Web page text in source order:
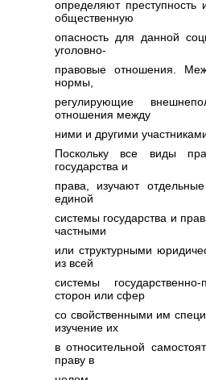
определяют
общественную
опасность для данной
уголовно-
правовые отношения.
нормы,
регулирующие
отношения между
ними и другими
Поскольку все виды
государства и
права, изучают
единой
системы государства и
частными
или структурными
из всей
системы
сторон или сфер
со свойственными им
изучение их
в относительной
праву в